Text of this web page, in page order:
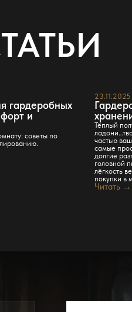
гардеробных
и
советы по
23.11.2025
Тёплый
частью
самые
долгие
головной
лёгкость
покупки в
Читать →